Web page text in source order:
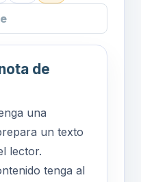
de
una
un texto
lector.
tenga al